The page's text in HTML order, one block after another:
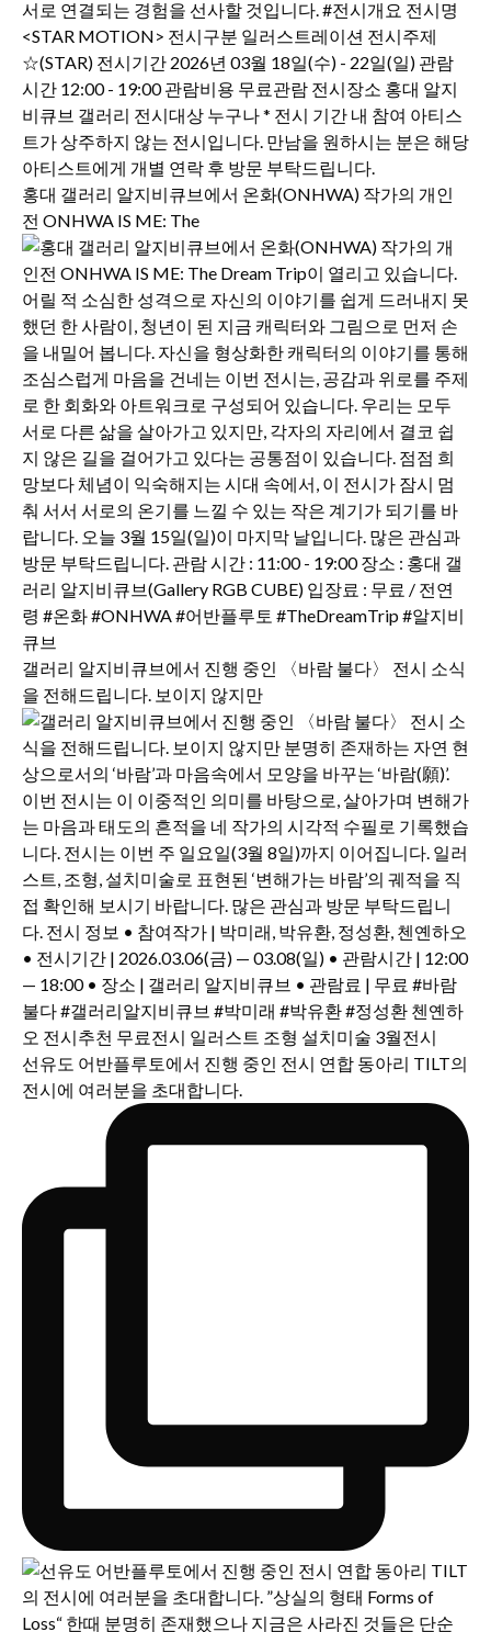
홍대 갤러리 알지비큐브에서 온화(ONHWA) 작가의 개인
전 ONHWA IS ME: The
갤러리 알지비큐브에서 진행 중인 〈바람 불다〉 전시 소식
을 전해드립니다. 보이지 않지만
선유도 어반플루토에서 진행 중인 전시 연합 동아리 TILT의
전시에 여러분을 초대합니다.